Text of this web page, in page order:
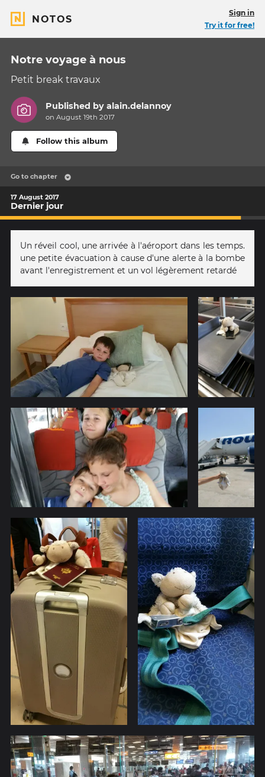
NOTOS
Sign in
Try it for free!
Notre voyage à nous
Petit break travaux
Published byalain.delannoy
on August 19th 2017
Follow this album
Go to chapter
17 August 2017
Dernier jour
Un réveil cool, une arrivée à l'aéroport dans les temps.
une petite évacuation à cause d'une alerte à la bombe
avant l'enregistrement et un vol légèrement retardé